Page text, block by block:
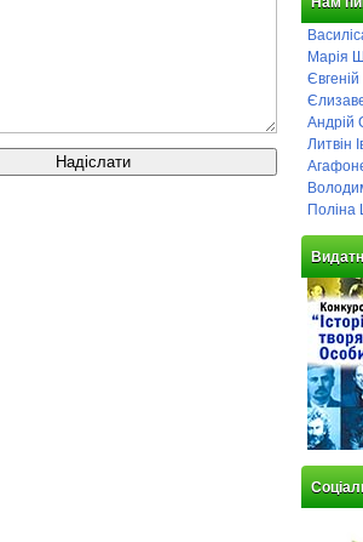
Марія
Андрій
Литвін
Поліна